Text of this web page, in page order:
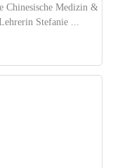
Chinesische Medizin &
Stefanie ...